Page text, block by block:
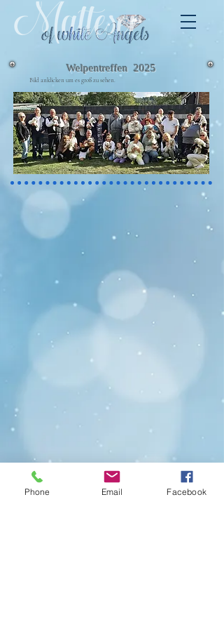
Welpentreffen 2025
Bild anklicken um es groß zu sehen.
Phone Email Facebook